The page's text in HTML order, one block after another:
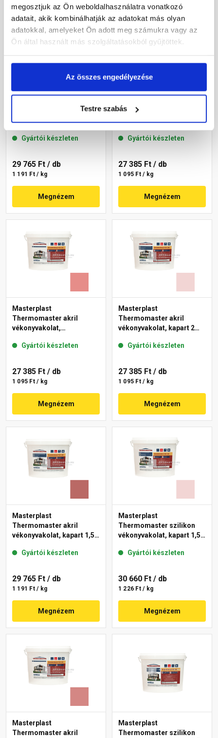
megosztjuk az Ön weboldalhasználatra vonatkozó
adatait, akik kombinálhatják az adatokat más olyan
adatokkal, amelyeket Ön adott meg számukra vagy az
Ön által használt más szolgáltatásokból gyűjtöttek.
Az összes engedélyezése
Testre szabás
vékonyvakolat, kapart 2
mm 22-C 25 kg
Gyártói készleten
29 765 Ft / db
1 191 Ft / kg
Megnézem
Thermomaster akril
vékonyvakolat, kapart 2
mm 22-D 25 kg
Gyártói készleten
27 385 Ft / db
1 095 Ft / kg
Megnézem
Masterplast
Thermomaster akril
vékonyvakolat,
22-D 25 kg
Gyártói készleten
27 385 Ft / db
1 095 Ft / kg
Megnézem
Masterplast
Thermomaster akril
vékonyvakolat, kapart 2
Gyártói készleten
27 385 Ft / db
1 095 Ft / kg
Megnézem
Masterplast
Thermomaster akril
vékonyvakolat, kapart 1,5
Gyártói készleten
29 765 Ft / db
1 191 Ft / kg
Megnézem
Masterplast
Thermomaster szilikon
vékonyvakolat, kapart 1,5
Gyártói készleten
30 660 Ft / db
1 226 Ft / kg
Megnézem
Masterplast
Thermomaster akril
Masterplast
Thermomaster szilikon